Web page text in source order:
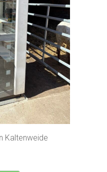
Kaltenweide